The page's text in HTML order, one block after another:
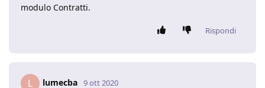
modulo Contratti.
Rispondi
L lumecba 9 ott 2020